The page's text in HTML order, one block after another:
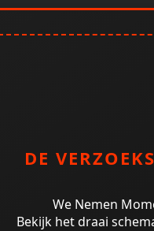
DE
We Nemen
Bekijk het draai